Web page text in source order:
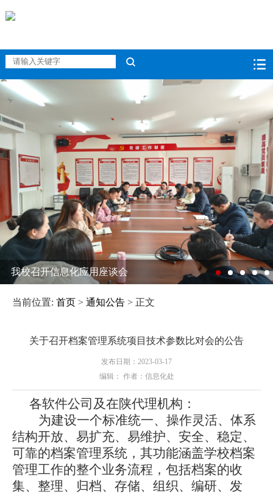
我校召开信息化应用座谈会
当前位置: 首页 > 通知公告 > 正文
关于召开档案管理系统项目技术参数比对会的公告
发布日期：2023-03-17
编辑： 作者：信息化处
各软件公司及在陕代理机构：
为建设一个标准统一、操作灵活、体系
结构开放、易扩充、易维护、安全、稳定、
可靠的档案管理系统，其功能涵盖学校档案
管理工作的整个业务流程，包括档案的收
集、整理、归档、存储、组织、编研、发